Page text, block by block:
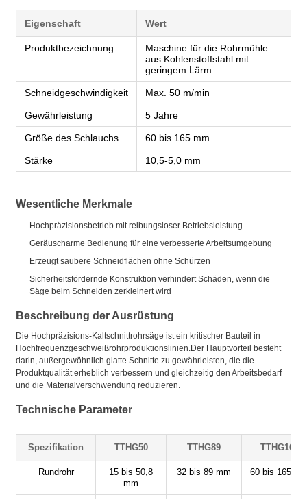
Eigenschaft Wert
Produktbezeichnung
Maschine für die Rohrmühle
aus Kohlenstoffstahl mit
geringem Lärm
Schneidgeschwindigkeit Max. 50 m/min
Gewährleistung 5 Jahre
Größe des Schlauchs 60 bis 165 mm
Stärke 10,5-5,0 mm
Wesentliche Merkmale
Hochpräzisionsbetrieb mit reibungsloser Betriebsleistung
Geräuscharme Bedienung für eine verbesserte Arbeitsumgebung
Erzeugt saubere Schneidflächen ohne Schürzen
Sicherheitsfördernde Konstruktion verhindert Schäden, wenn die
Säge beim Schneiden zerkleinert wird
Beschreibung der Ausrüstung
Die Hochpräzisions-Kaltschnittrohrsäge ist ein kritischer Bauteil in
Hochfrequenzgeschweißrohrproduktionslinien.Der Hauptvorteil besteht
darin, außergewöhnlich glatte Schnitte zu gewährleisten, die die
Produktqualität erheblich verbessern und gleichzeitig den Arbeitsbedarf
und die Materialverschwendung reduzieren.
Technische Parameter
Spezifikation TTHG50 TTHG89 TTHG165
Rundrohr
15 bis 50,8
mm
32 bis 89 mm 60 bis 165